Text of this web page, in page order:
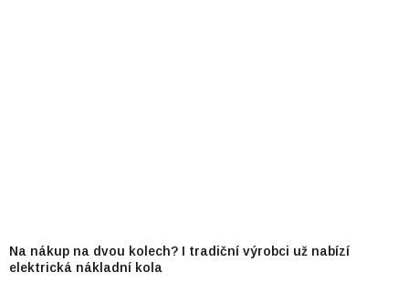
Na nákup na dvou kolech? I tradiční výrobci už nabízí
elektrická nákladní kola